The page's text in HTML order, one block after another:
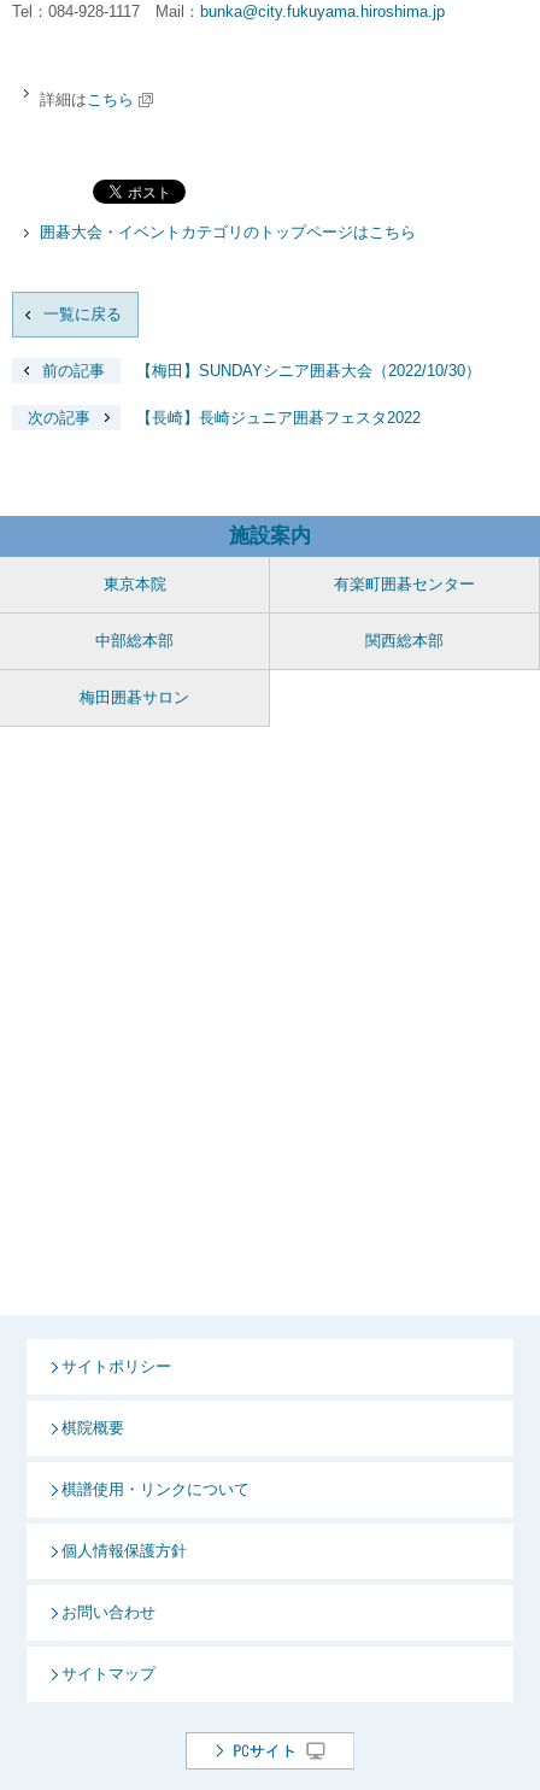
Tel：084-928-1117 Mail： bunka@city.fukuyama.hiroshima.jp
詳細はこちら
囲碁大会・イベントカテゴリのトップページはこちら
一覧に戻る
前の記事 【梅田】SUNDAYシニア囲碁大会（2022/10/30）
次の記事 【長崎】長崎ジュニア囲碁フェスタ2022
施設案内
東京本院 有楽町囲碁センター
中部総本部 関西総本部
梅田囲碁サロン
サイトポリシー
棋院概要
棋譜使用・リンクについて
個人情報保護方針
お問い合わせ
サイトマップ